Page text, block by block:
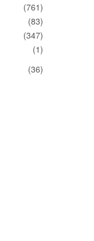
(761)
(83)
(347)
(1)
(36)